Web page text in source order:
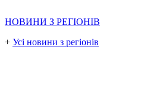
НОВИНИ З РЕГІОНІВ
+ Усі новини з регіонів